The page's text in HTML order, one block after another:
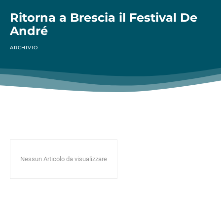
Ritorna a Brescia il Festival De
André
ARCHIVIO
Nessun Articolo da visualizzare